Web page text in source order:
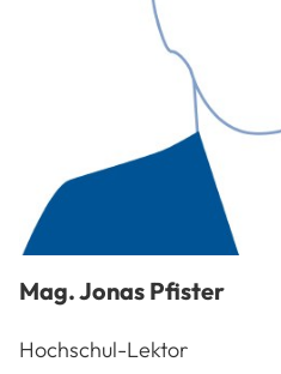
Mag.Jonas Pfister
Hochschul-Lektor